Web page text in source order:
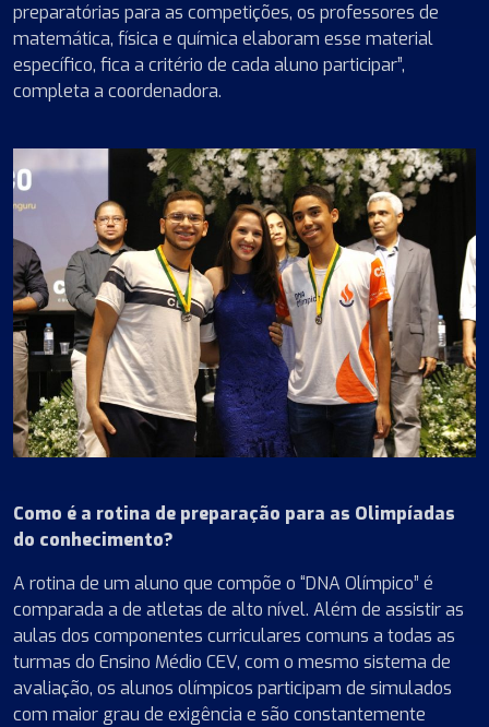
preparatórias para as competições, os professores de
matemática, física e química elaboram esse material
específico, fica a critério de cada aluno participar”,
completa a coordenadora.
Como é a rotina de preparação para as Olimpíadas
do conhecimento?
A rotina de um aluno que compõe o “DNA Olímpico” é
comparada a de atletas de alto nível. Além de assistir as
aulas dos componentes curriculares comuns a todas as
turmas do Ensino Médio CEV, com o mesmo sistema de
avaliação, os alunos olímpicos participam de simulados
com maior grau de exigência e são constantemente